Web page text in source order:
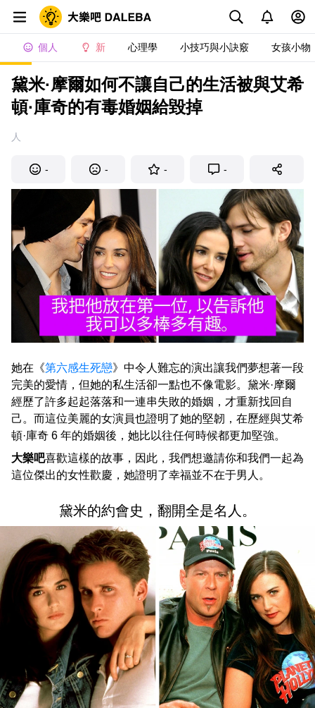
個人 新 心理學 小技巧與小訣竅 女孩小物
黛米·摩爾如何不讓自己的生活被與艾希
頓·庫奇的有毒婚姻給毀掉
人
- - - -
她在《第六感生死戀》中令人難忘的演出讓我們夢想著一段
完美的愛情，但她的私生活卻一點也不像電影。黛米·摩爾
經歷了許多起起落落和一連串失敗的婚姻，才重新找回自
己。而這位美麗的女演員也證明了她的堅韌，在歷經與艾希
頓·庫奇 6 年的婚姻後，她比以往任何時候都更加堅強。
大樂吧喜歡這樣的故事，因此，我們想邀請你和我們一起為
這位傑出的女性歡慶，她證明了幸福並不在于男人。
黛米的約會史，翻開全是名人。